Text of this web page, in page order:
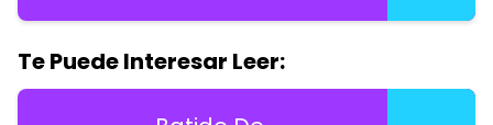
Te Puede Interesar Leer: